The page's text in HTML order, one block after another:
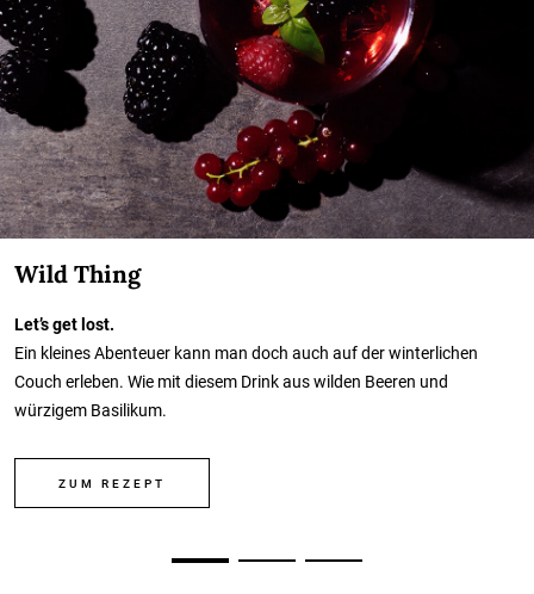
Wild Thing
Let’s get lost.
Ein kleines Abenteuer kann man doch auch auf der winterlichen
Couch erleben. Wie mit diesem Drink aus wilden Beeren und
würzigem Basilikum.
ZUM REZEPT